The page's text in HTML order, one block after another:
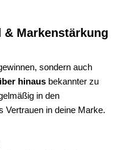
Markenstärkung
sondern auch
hinaus bekannter zu
in den
Vertrauen in deine Marke.